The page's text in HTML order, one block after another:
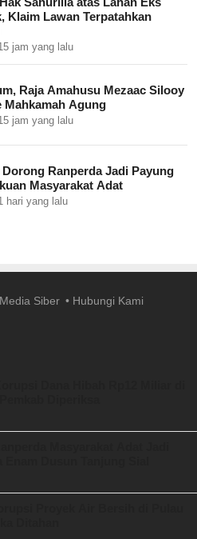
Klaim Lawan Terpatahkan
jam yang lalu
Raja Amahusu Mezaac Silooy
Mahkamah Agung
jam yang lalu
Ranperda Jadi Payung
Masyarakat Adat
hari yang lalu
Siber Hubungi Kami